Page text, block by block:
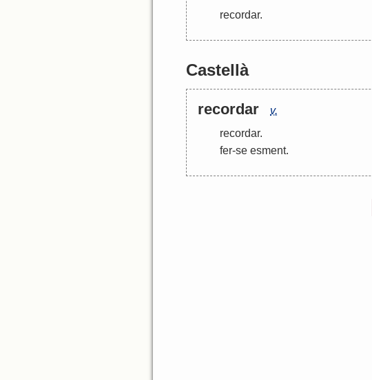
recordar.
Castellà
recordar
v.
recordar.
fer-se esment.